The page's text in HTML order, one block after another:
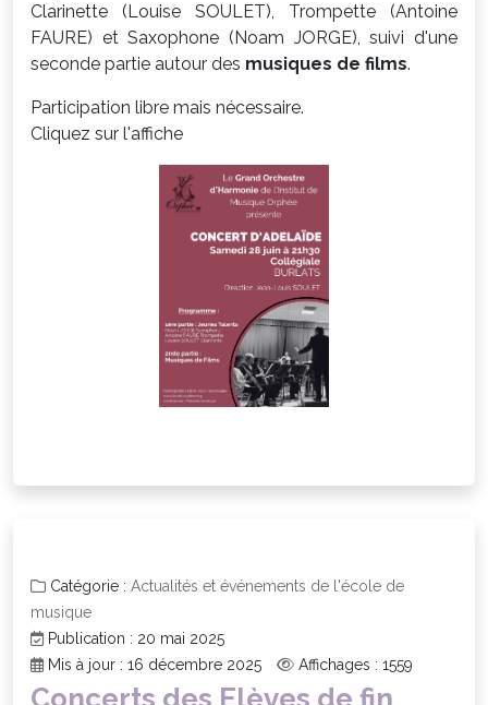
Clarinette (Louise SOULET), Trompette (Antoine
FAURE) et Saxophone (Noam JORGE), suivi d'une
seconde partie autour des musiques de films.
Participation libre mais nécessaire.
Cliquez sur l'affiche
Catégorie : Actualités et événements de l'école de
musique
Publication : 20 mai 2025
Mis à jour : 16 décembre 2025
Affichages : 1559